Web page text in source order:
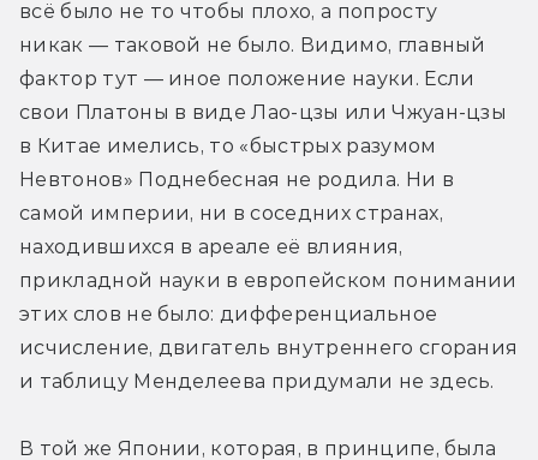
всё было не то чтобы плохо, а попросту
никак — таковой не было. Видимо, главный
фактор тут — иное положение науки. Если
свои Платоны в виде Лао-цзы или Чжуан-цзы
в Китае имелись, то «быстрых разумом
Невтонов» Поднебесная не родила. Ни в
самой империи, ни в соседних странах,
находившихся в ареале её влияния,
прикладной науки в европейском понимании
этих слов не было: дифференциальное
исчисление, двигатель внутреннего сгорания
и таблицу Менделеева придумали не здесь.
В той же Японии, которая, в принципе, была